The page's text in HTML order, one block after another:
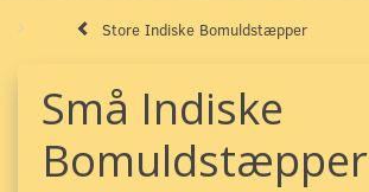
Store Indiske Bomuldstæpper
Små Indiske
Bomuldstæpper